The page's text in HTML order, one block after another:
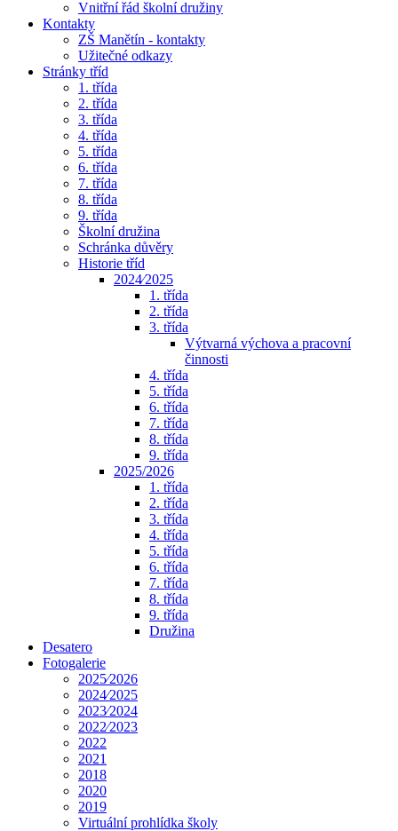
Vnitřní řád školní družiny
Kontakty
ZŠ Manětín - kontakty
Užitečné odkazy
Stránky tříd
1. třída
2. třída
3. třída
4. třída
5. třída
6. třída
7. třída
8. třída
9. třída
Školní družina
Schránka důvěry
Historie tříd
2024⁄2025
1. třída
2. třída
3. třída
Výtvarná výchova a pracovní
činnosti
4. třída
5. třída
6. třída
7. třída
8. třída
9. třída
2025/2026
1. třída
2. třída
3. třída
4. třída
5. třída
6. třída
7. třída
8. třída
9. třída
Družina
Desatero
Fotogalerie
2025⁄2026
2024⁄2025
2023⁄2024
2022⁄2023
2022
2021
2018
2020
2019
Virtuální prohlídka školy